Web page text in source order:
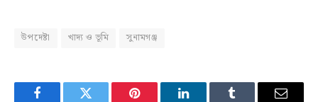
উপদেষ্টা খাদ্য ও ভূমি সুনামগঞ্জ